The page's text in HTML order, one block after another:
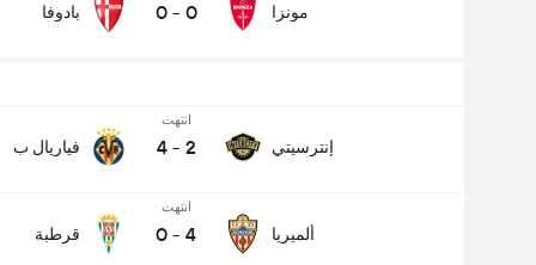
مونزا 0
-
0 بادوفا
إنترسيتي
انتهت
2
-
4 فياريال ب
ألميريا
انتهت
4
-
0 قرطبة